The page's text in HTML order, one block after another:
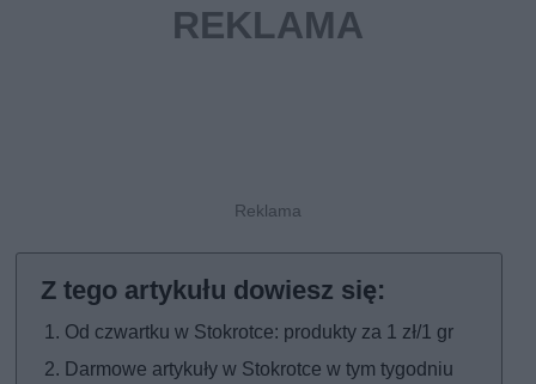
Od czwartku w Stokrotce: produkty za 1 zł/1 gr
Darmowe artykuły w Stokrotce w tym tygodniu